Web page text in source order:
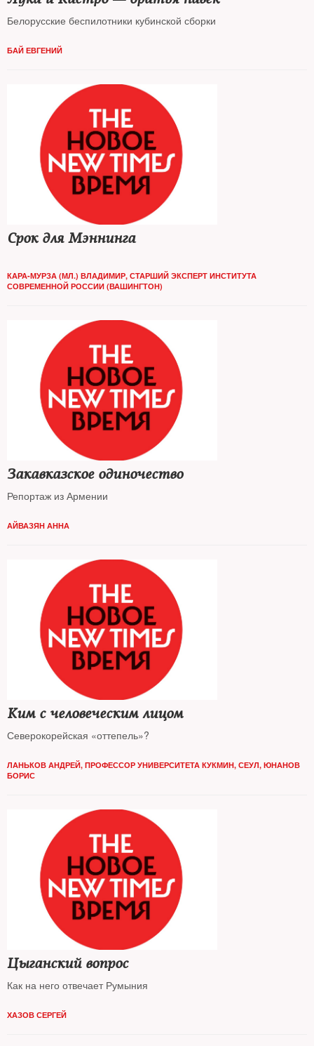
Белорусские беспилотники кубинской сборки
БАЙ ЕВГЕНИЙ
Срок для Мэннинга
КАРА-МУРЗА (МЛ.) ВЛАДИМИР, СТАРШИЙ ЭКСПЕРТ ИНСТИТУТА
СОВРЕМЕННОЙ РОССИИ (ВАШИНГТОН)
Закавказское одиночество
Репортаж из Армении
АЙВАЗЯН АННА
Ким с человеческим лицом
Северокорейская «оттепель»?
ЛАНЬКОВ АНДРЕЙ, ПРОФЕССОР УНИВЕРСИТЕТА КУКМИН, СЕУЛ, ЮНАНОВ
БОРИС
Цыганский вопрос
Как на него отвечает Румыния
ХАЗОВ СЕРГЕЙ